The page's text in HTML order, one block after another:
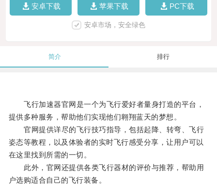
安卓下载 苹果下载 PC下载
安卓市场，安全绿色
简介 排行
飞行加速器官网是一个为飞行爱好者量身打造的平台，
提供多种服务，帮助他们实现他们翱翔蓝天的梦想。
官网提供详尽的飞行技巧指导，包括起降、转弯、飞行
姿态等教程，以及体验者的实时飞行感受分享，让用户可以
在这里找到所需的一切。
此外，官网还提供各类飞行器材的评价与推荐，帮助用
户选购适合自己的飞行装备。